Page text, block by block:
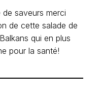
saveurs merci
de cette salade de
qui en plus
pour la santé!